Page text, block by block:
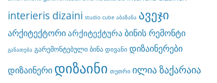
interieris dizaini studio cube აბაზანა ავეჯი
არქიტექტორიარქიტექტურა ბინის რემონტი
განათება გარემონტებული ბინა დივანი დიზაინერები
დიზაინერი დიზაინი თეთრი ილია ზაქარაია